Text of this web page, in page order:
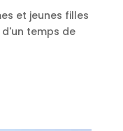
et jeunes filles
temps de